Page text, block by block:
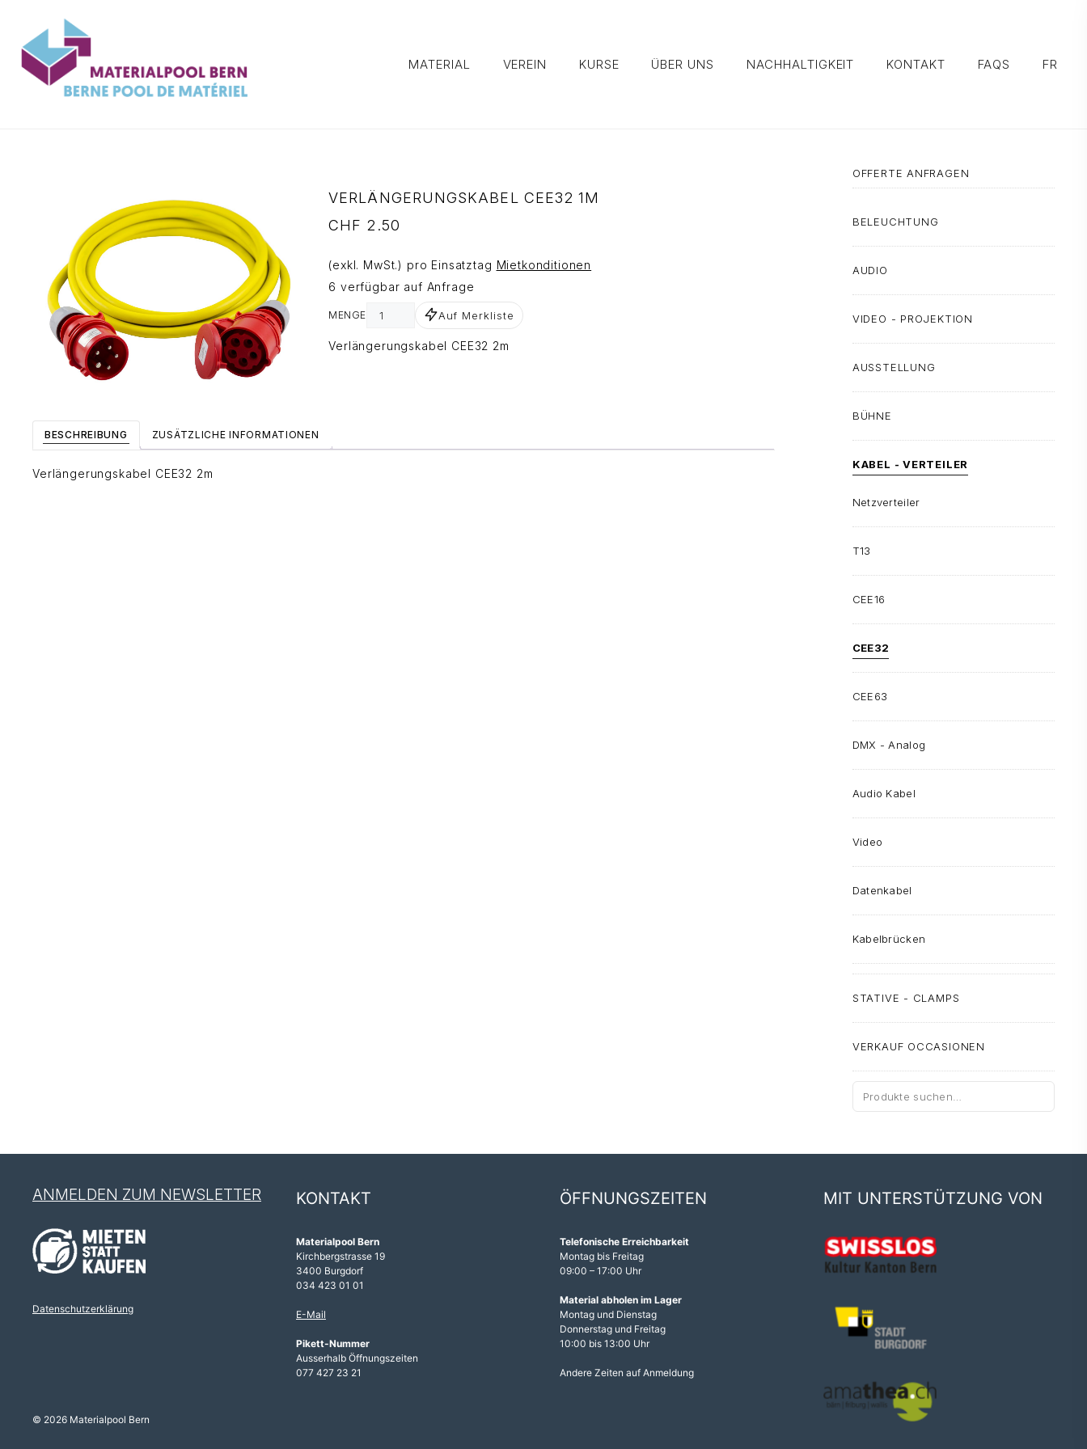
springen
MATERIAL VEREIN KURSE ÜBER UNS NACHHALTIGKEIT KONTAKT FAQS FR
VERLÄNGERUNGSKABEL CEE32 1M
CHF 2.50
(exkl. MwSt.) pro Einsatztag Mietkonditionen
6 verfügbar auf Anfrage
MENGE Auf Merkliste
Verlängerungskabel CEE32 2m
BESCHREIBUNG ZUSÄTZLICHE INFORMATIONEN
Verlängerungskabel CEE32 2m
OFFERTE ANFRAGEN
BELEUCHTUNG
AUDIO
VIDEO - PROJEKTION
AUSSTELLUNG
BÜHNE
KABEL - VERTEILER
Netzverteiler
T13
CEE16
CEE32
CEE63
DMX - Analog
Audio Kabel
Video
Datenkabel
Kabelbrücken
STATIVE - CLAMPS
VERKAUF OCCASIONEN
Suche
nach:
ANMELDEN ZUM NEWSLETTER
Datenschutzerklärung
© 2026 Materialpool Bern
KONTAKT
Materialpool Bern
Kirchbergstrasse 19
3400 Burgdorf
034 423 01 01
E-Mail
Pikett-Nummer
Ausserhalb Öffnungszeiten
077 427 23 21
ÖFFNUNGSZEITEN
Telefonische Erreichbarkeit
Montag bis Freitag
09:00 – 17:00 Uhr
Material abholen im Lager
Montag und Dienstag
Donnerstag und Freitag
10:00 bis 13:00 Uhr
Andere Zeiten auf Anmeldung
MIT UNTERSTÜTZUNG VON